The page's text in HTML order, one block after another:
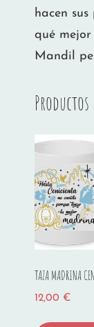
hacen
qué
Mandil
TAZA MADRINA
12,00 €